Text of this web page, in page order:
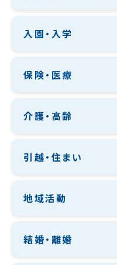
入園・入学
保険・医療
介護・高齢
引越・住まい
地域活動
結婚・離婚